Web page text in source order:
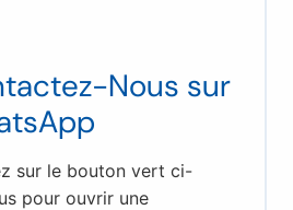
Nous sur
sur le bouton vert ci-
pour ouvrir une